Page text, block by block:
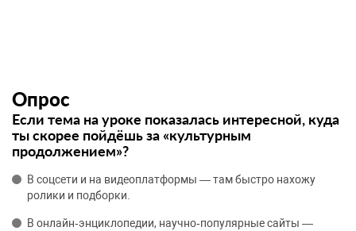
Опрос
Если тема на уроке показалась интересной, куда
ты скорее пойдёшь за «культурным
продолжением»?
В соцсети и на видеоплатформы — там быстро нахожу
ролики и подборки.
В онлайн‑энциклопедии, научно‑популярные сайты —